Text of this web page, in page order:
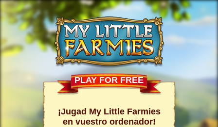
PLAY FOR FREE
¡Jugad My Little Farmies
en vuestro ordenador!